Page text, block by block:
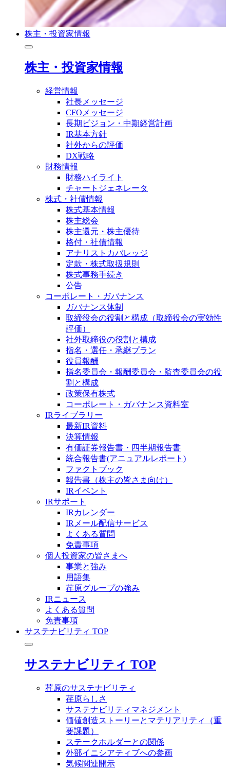
株主・投資家情報
株主・投資家情報
経営情報
社長メッセージ
CFOメッセージ
長期ビジョン・中期経営計画
IR基本方針
社外からの評価
DX戦略
財務情報
財務ハイライト
チャートジェネレータ
株式・社債情報
株式基本情報
株主総会
株主還元・株主優待
格付・社債情報
アナリストカバレッジ
定款・株式取扱規則
株式事務手続き
公告
コーポレート・ガバナンス
ガバナンス体制
取締役会の役割と構成（取締役会の実効性
評価）
社外取締役の役割と構成
指名・選任・承継プラン
役員報酬
指名委員会・報酬委員会・監査委員会の役
割と構成
政策保有株式
コーポレート・ガバナンス資料室
IRライブラリー
最新IR資料
決算情報
有価証券報告書・四半期報告書
統合報告書(アニュアルレポート)
ファクトブック
報告書（株主の皆さま向け）
IRイベント
IRサポート
IRカレンダー
IRメール配信サービス
よくある質問
免責事項
個人投資家の皆さまへ
事業と強み
用語集
荏原グループの強み
IRニュース
よくある質問
免責事項
サステナビリティ TOP
サステナビリティ TOP
荏原のサステナビリティ
荏原らしさ
サステナビリティマネジメント
価値創造ストーリーとマテリアリティ（重
要課題）
ステークホルダーとの関係
外部イニシアティブへの参画
気候関連開示